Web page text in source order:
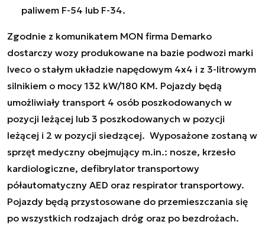
paliwem F-54 lub F-34.
Zgodnie z komunikatem MON firma Demarko
dostarczy wozy produkowane na bazie podwozi marki
Iveco o stałym układzie napędowym 4x4 i z 3-litrowym
silnikiem o mocy 132 kW/180 KM. Pojazdy będą
umożliwiały transport 4 osób poszkodowanych w
pozycji leżącej lub 3 poszkodowanych w pozycji
leżącej i 2 w pozycji siedzącej. Wyposażone zostaną w
sprzęt medyczny obejmujący m.in.: nosze, krzesło
kardiologiczne, defibrylator transportowy
półautomatyczny AED oraz respirator transportowy.
Pojazdy będą przystosowane do przemieszczania się
po wszystkich rodzajach dróg oraz po bezdrożach.